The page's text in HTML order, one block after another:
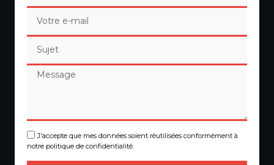
J'accepte que mes données soient réutilisées conformément à
notre politique de confidentialité.